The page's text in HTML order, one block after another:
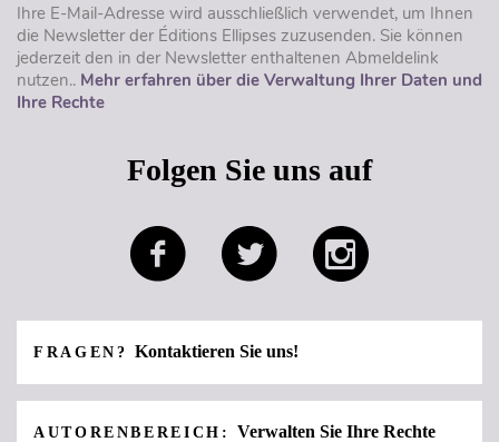
Ihre E-Mail-Adresse wird ausschließlich verwendet, um Ihnen
die Newsletter der Éditions Ellipses zuzusenden. Sie können
jederzeit den in der Newsletter enthaltenen Abmeldelink
nutzen.. Mehr erfahren über die Verwaltung Ihrer Daten und
Ihre Rechte
Folgen Sie uns auf
FRAGEN?Kontaktieren Sie uns!
AUTORENBEREICH:Verwalten Sie Ihre Rechte